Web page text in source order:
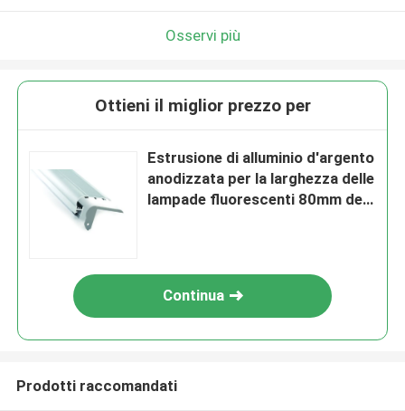
Osservi più
Ottieni il miglior prezzo per
Estrusione di alluminio d'argento
anodizzata per la larghezza delle
lampade fluorescenti 80mm del
Continua
Prodotti raccomandati